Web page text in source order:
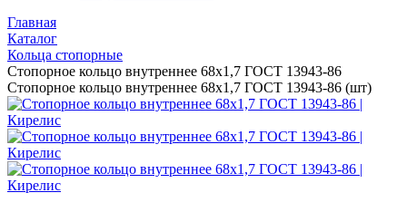
Главная
Каталог
Кольца стопорные
Стопорное кольцо внутреннее 68х1,7 ГОСТ 13943-86
Стопорное кольцо внутреннее 68х1,7 ГОСТ 13943-86 (шт)